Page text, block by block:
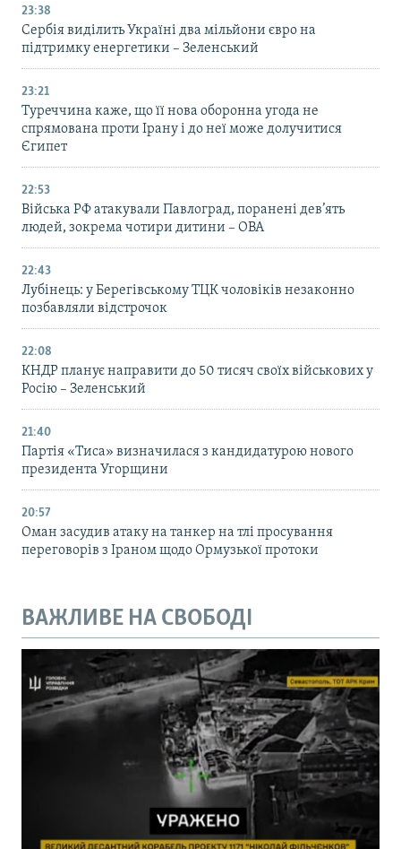
23:38
Сербія виділить Україні два мільйони євро на
підтримку енергетики – Зеленський
23:21
Туреччина каже, що її нова оборонна угода не
спрямована проти Ірану і до неї може долучитися
Єгипет
22:53
Війська РФ атакували Павлоград, поранені дев’ять
людей, зокрема чотири дитини – ОВА
22:43
Лубінець: у Берегівському ТЦК чоловіків незаконно
позбавляли відстрочок
22:08
КНДР планує направити до 50 тисяч своїх військових у
Росію – Зеленський
21:40
Партія «Тиса» визначилася з кандидатурою нового
президента Угорщини
20:57
Оман засудив атаку на танкер на тлі просування
переговорів з Іраном щодо Ормузької протоки
ВАЖЛИВЕ НА СВОБОДІ